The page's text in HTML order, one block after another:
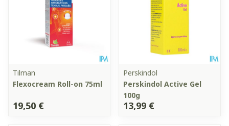
Tilman
Flexocream Roll-on 75ml
19,50 €
Perskindol
Perskindol Active Gel
100g
13,99 €